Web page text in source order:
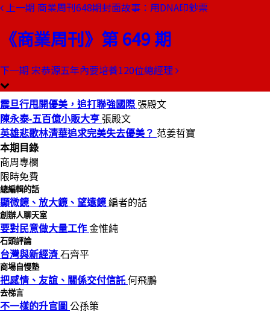
上一期 商業周刊648期封面故事：用DNA印鈔票
《商業周刊》第 649 期
下一期 宋恭源五年內要培養120位總經理
本期目錄
500億小販大亨
震旦行甩開優美，追打聯強國際 張殿文
陳永泰-五百億小販大亨 張殿文
英雄悲歌林清華追求完美失去優美？ 范姜哲寶
本期目錄
商周專欄
限時免費
總編輯的話
顯微鏡、放大鏡、望遠鏡 編者的話
創辦人聊天室
要對民意做大量工作 金惟純
石頭評論
台灣與新經濟 石齊平
商場自慢塾
把感情、友誼、關係交付信託 何飛鵬
去梯言
不一樣的升官圖 公孫策